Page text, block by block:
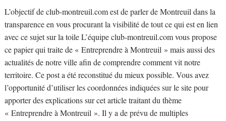
L’objectif de club-montreuil.com est de parler de Montreuil dans la
transparence en vous procurant la visibilité de tout ce qui est en lien
avec ce sujet sur la toile L’équipe club-montreuil.com vous propose
ce papier qui traite de « Entreprendre à Montreuil » mais aussi des
actualités de notre ville afin de comprendre comment vit notre
territoire. Ce post a été reconstitué du mieux possible. Vous avez
l’opportunité d’utiliser les coordonnées indiquées sur le site pour
apporter des explications sur cet article traitant du thème
« Entreprendre à Montreuil ». Il y a de prévu de multiples